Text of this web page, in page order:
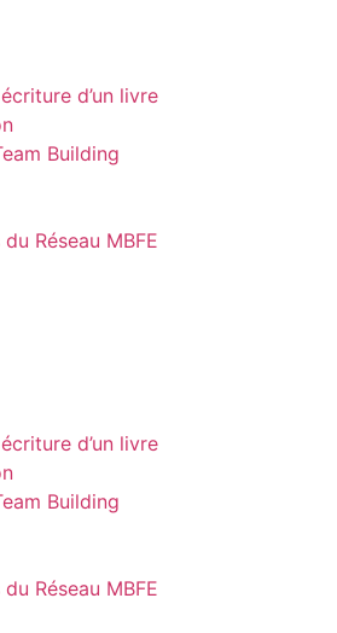
d’un livre
Building
Réseau MBFE
d’un livre
Building
Réseau MBFE